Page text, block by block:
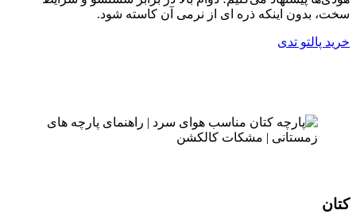
سخت، بدون اینکه ذره ای از نرمی آن کاسته شود.
خرید پالتو تدی
کتان